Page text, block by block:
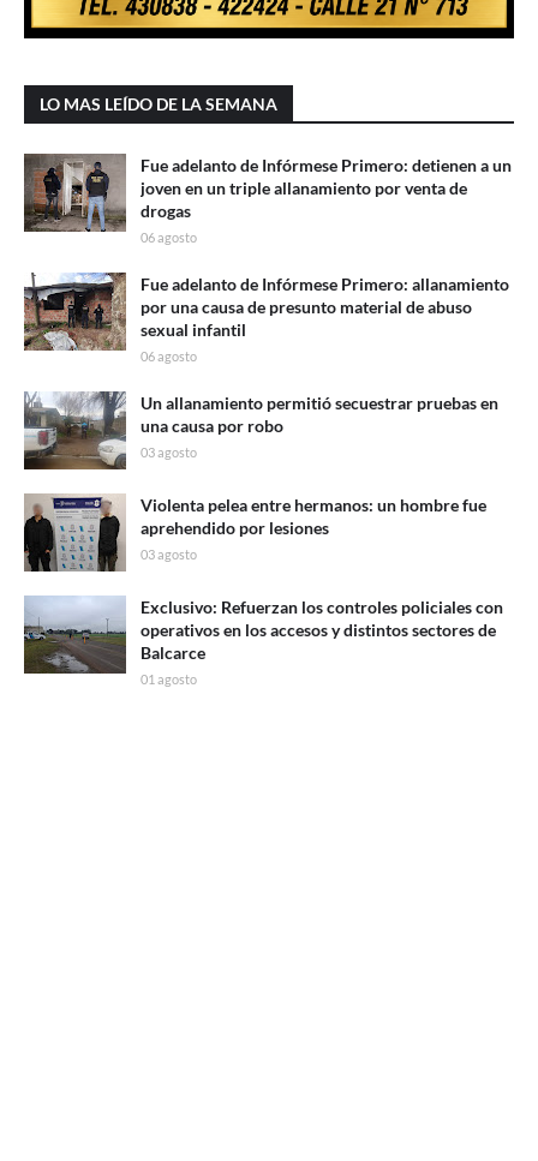
LO MAS LEÍDO DE LA SEMANA
Fue adelanto de Infórmese Primero: detienen a un
joven en un triple allanamiento por venta de
drogas
06 agosto
Fue adelanto de Infórmese Primero: allanamiento
por una causa de presunto material de abuso
sexual infantil
06 agosto
Un allanamiento permitió secuestrar pruebas en
una causa por robo
03 agosto
Violenta pelea entre hermanos: un hombre fue
aprehendido por lesiones
03 agosto
Exclusivo: Refuerzan los controles policiales con
operativos en los accesos y distintos sectores de
Balcarce
01 agosto